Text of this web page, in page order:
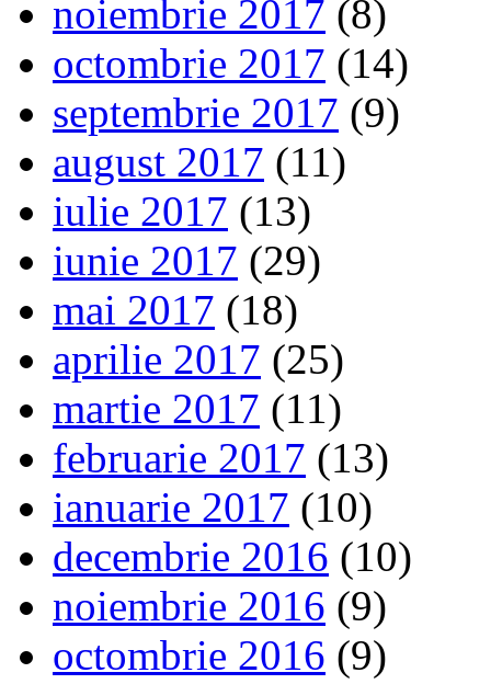
noiembrie 2017 (8)
octombrie 2017 (14)
septembrie 2017 (9)
august 2017 (11)
iulie 2017 (13)
iunie 2017 (29)
mai 2017 (18)
aprilie 2017 (25)
martie 2017 (11)
februarie 2017 (13)
ianuarie 2017 (10)
decembrie 2016 (10)
noiembrie 2016 (9)
octombrie 2016 (9)